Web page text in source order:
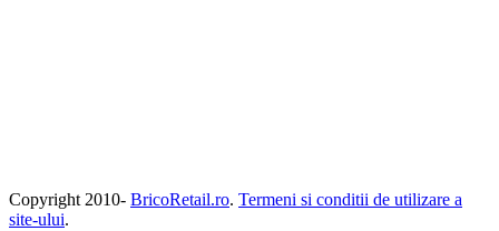
Copyright 2010- BricoRetail.ro. Termeni si conditii de utilizare a
site-ului.